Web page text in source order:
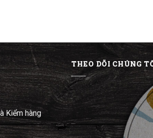
Kiểm hàng
THEO DÕI CHÚNG